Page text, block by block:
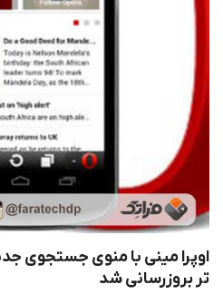
اوپرا مینی با منوی جستجوی
تر بروزرسانی شد